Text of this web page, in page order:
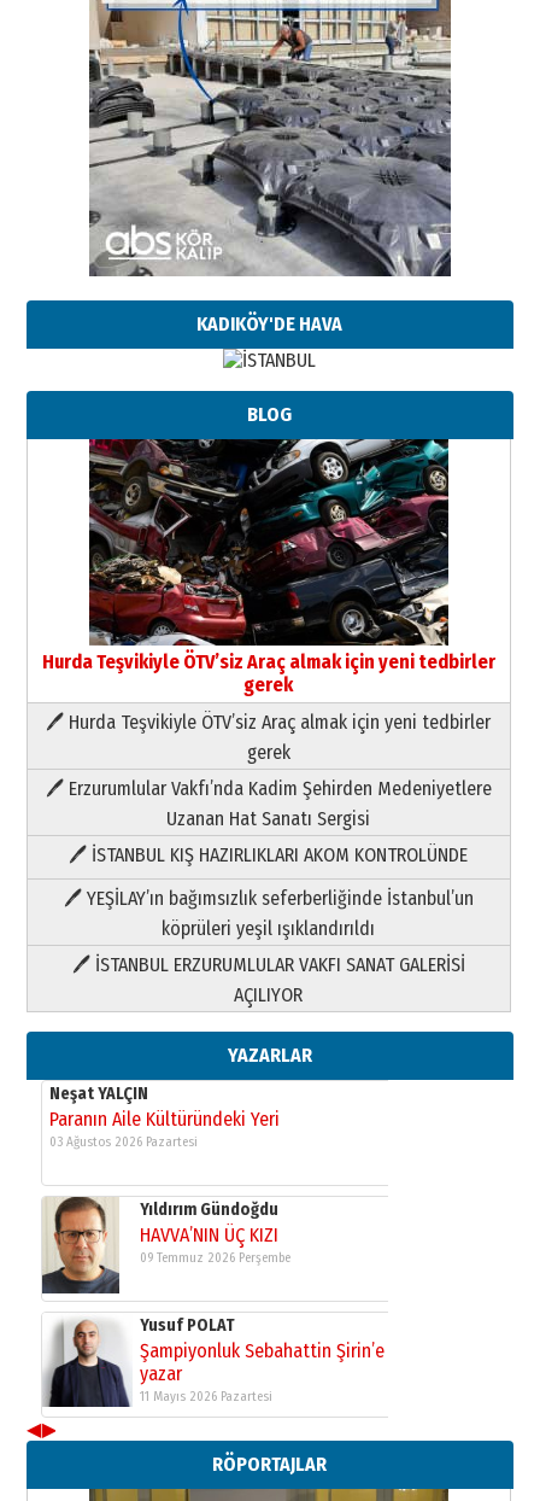
KADIKÖY'DE HAVA
BLOG
Hurda Teşvikiyle ÖTV’siz Araç almak için yeni tedbirler
gerek
🖊 Hurda Teşvikiyle ÖTV’siz Araç almak için yeni tedbirler
gerek
🖊 Erzurumlular Vakfı’nda Kadim Şehirden Medeniyetlere
Uzanan Hat Sanatı Sergisi
🖊 İSTANBUL KIŞ HAZIRLIKLARI AKOM KONTROLÜNDE
🖊 YEŞİLAY’ın bağımsızlık seferberliğinde İstanbul’un
köprüleri yeşil ışıklandırıldı
🖊 İSTANBUL ERZURUMLULAR VAKFI SANAT GALERİSİ
AÇILIYOR
YAZARLAR
Paranın Aile Kültüründeki Yeri
03 Ağustos 2026 Pazartesi
Yıldırım Gündoğdu
HAVVA’NIN ÜÇ KIZI
09 Temmuz 2026 Perşembe
Yusuf POLAT
Şampiyonluk Sebahattin Şirin’e
yazar
11 Mayıs 2026 Pazartesi
Neşat YALÇIN
Paranın Aile Kültüründeki Yeri
03 Ağustos 2026 Pazartesi
Yıldırım Gündoğdu
HAVVA’NIN ÜÇ KIZI
09 Temmuz 2026 Perşembe
Yusuf POLAT
Şampiyonluk Sebahattin Şirin’e
yazar
11 Mayıs 2026 Pazartesi
Neşat YALÇIN
Paranın Aile Kültüründeki Yeri
03 Ağustos 2026 Pazartesi
◀▶
RÖPORTAJLAR